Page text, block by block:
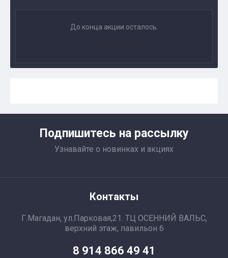
До конца акции осталось:
Подпишитесь на рассылку
Узнавайте о новинках и акциях
Контакты
Г.Магадан, ул.Парковая,21. ТЦ ОСЕННИЙ ВАЛЬС,
верхний этаж, павильон 6
8 914 866 49 41